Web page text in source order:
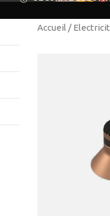
Accueil /